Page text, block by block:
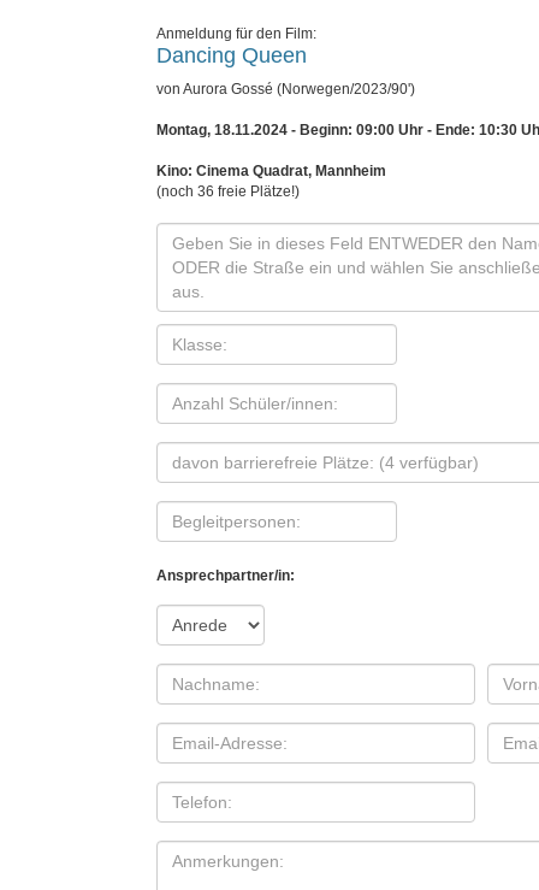
Anmeldung für den Film:
Dancing Queen
von Aurora Gossé (Norwegen/2023/90')
Montag, 18.11.2024 - Beginn: 09:00 Uhr - Ende: 10:30
Kino: Cinema Quadrat, Mannheim
(noch 36 freie Plätze!)
Ansprechpartner/in: